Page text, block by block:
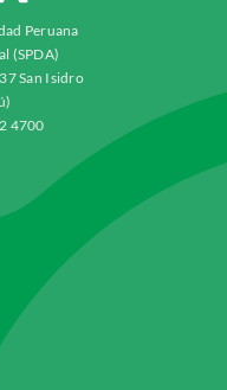
Peruana
(SPDA)
San Isidro
4700